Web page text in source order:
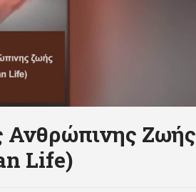
Ανθρώπινης Ζωής
Life)